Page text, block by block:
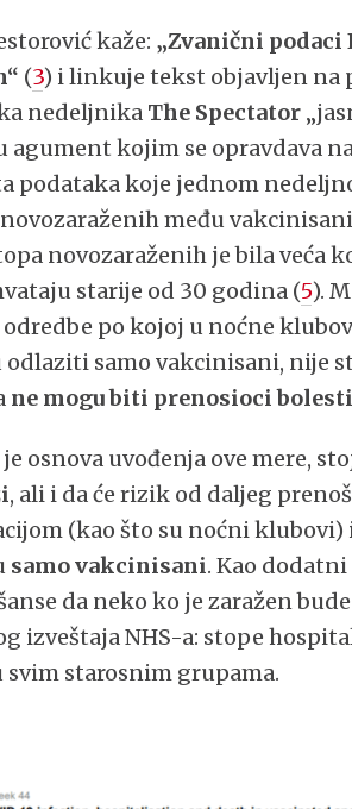
kaže: „Zvanični podaci
(3) i linkuje tekst objavljen na
nedeljnika The Spectator
kojim se opravdava
podataka koje jednom
među
novozaraženih je bila veća
starije od 30 godina (5).
po kojoj u noćne
samo vakcinisani, nije
ne mogu biti prenosioci bolesti
osnova uvođenja ove mere,
, ali i da će rizik od daljeg
(kao što su noćni klubovi)
samo vakcinisani. Kao
da neko ko je zaražen
izveštaja NHS-a: stope
svim starosnim grupama.